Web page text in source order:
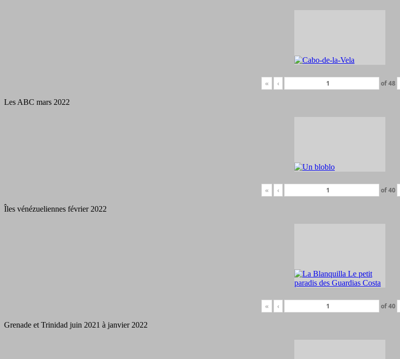
« ‹ of48
Les ABC mars 2022
« ‹ of40
Îles vénézueliennes février 2022
« ‹ of40
Grenade et Trinidad juin 2021 à janvier 2022